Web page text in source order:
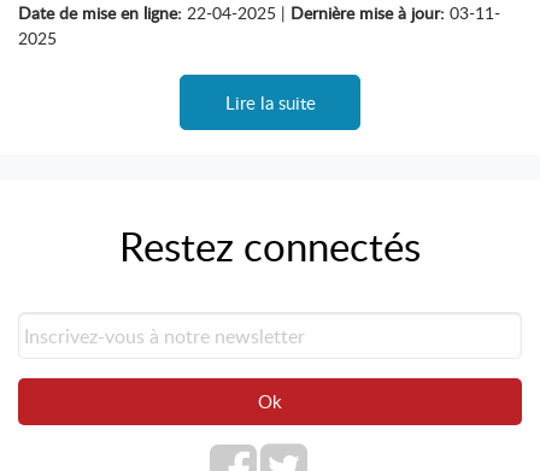
Date de mise en ligne: 22-04-2025 | Dernière mise à jour: 03-11-
2025
Lire la suite
Restez connectés